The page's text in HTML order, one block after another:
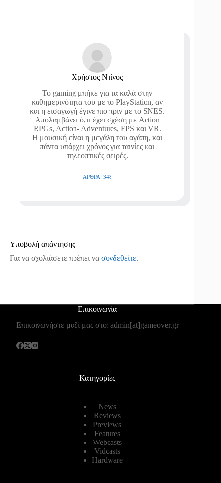
Χρήστος Ντίνος
Το gaming μπήκε για τα καλά στην
καθημερινότητα του με το PlayStation, αν
και η εισαγωγή έγινε πιο πριν με το SNES.
Απολαμβάνει ό,τι έχει σχέση με Action
RPGs, Action- Adventures, FPS και VR.
Η μουσική είναι η μεγάλη του αγάπη, και
πάντα υπάρχει χρόνος για ταινίες και
τηλεοπτικές σειρές.
ΆΡΘΡΑ: 348
Υποβολή απάντησης
Για να σχολιάσετε πρέπει να συνδεθείτε.
Επικοινωνία
Επικοινωνήστε μαζί μας στο: admin[at]gameover.gr
Κατηγορίες
News
Reviews
Previews
Features
Webcasts
Vidcasts
Hardware